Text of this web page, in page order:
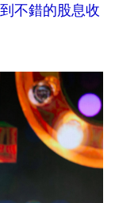
不錯的股息收